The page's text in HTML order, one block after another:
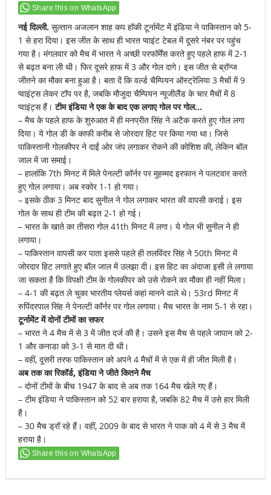
Share this on WhatsApp
नई दिल्ली. सुल्तान अजलान शाह कप हॉकी टूर्नामेंट में इंडिया ने पाकिस्तान को 5-
1 से हरा दिया। इस जीत के साथ ही भारत प्वाइंट टेबल में दूसरे नंबर पर पहुंच
गया है। मंगलवार को मैच में भारत ने अच्छी परफॉर्मेंस करते हुए पहले हाफ में 2-1
से बढ़त बना ली थी। फिर दूसरे हाफ में 3 और गोल दागे। इस जीत से ब्रॉन्ज
जीतने का मौका बना हुआ है। बता दें कि वर्ल्ड चैम्पियन ऑस्ट्रेलिया 3 मैचों में 9
प्वाइंट्स लेकर टॉप पर है, जबकि मौजूदा चैम्पियन न्यूजीलैंड के चार मैचों में 8
प्वाइंट्स हैं।टीम इंडिया ने एक के बाद एक लगाए गोल पर गोल…
– मैच के पहले हाफ के शुरुआत में ही मनप्रीत सिंह ने अटैक करते हुए गोल लगा
दिया। ये गोल डी के काफी करीब से जोरदार हिट पर किया गया था। जिसे
पाकिस्तानी गोलकीपर ने दाईं ओर जंप लगाकर रोकने की कोशिश की, लेकिन बॉल
जाल में जा समाई।
– हालांकि 7th मिनट में मिले पेनल्टी कॉर्नर पर मुहम्मद इरफान ने पलटवार करते
हुए गोल लगाया। अब स्कोर 1-1 हो गया।
– इसके ठीक 3 मिनट बाद सुनील ने गोल लगाकर भारत की वापसी कराई। इस
गोल के साथ ही टीम की बढ़त 2-1 हो गई।
– भारत के खाते का तीसरा गोल 41th मिनट में लगा। ये गोल भी सुनील ने ही
लगाया।
– पाकिस्तान वापसी कर पाता इससे पहले ही तलविंदर सिंह ने 50th मिनट में
जोरदार हिट लगाते हुए बॉल जाल में उलझा दी। इस हिट का अंदाजा इसी ले लगाया
जा सकता है कि विपक्षी टीम के गोलकीपर को उसे रोकने का मौका ही नहीं मिला।
– 4-1 की बढ़त ले चुका भारतीय प्लेयर्स कहां मानने वाले थे। 53rd मिनट में
रुपिंदरपाल सिंह ने पेनल्टी कॉर्नर पर गोल लगाया। मैच भारत के नाम 5-1 से रहा।
टूर्नामेंट में दोनों टीमों का सफर
– भारत ने 4 मैच में से 3 में जीत दर्ज की है। उसने इस मैच से पहले जापान को 2-
1 और कनाडा को 3-1 से मात दी थी।
– वहीं, दूसरी तरफ पाकिस्तान को अपने 4 मैचों में से एक में ही जीत मिली है।
अब तक का रिकॉर्ड, इंडिया ने जीते कितने मैच
– दोनों टीमों के बीच 1947 के बाद से अब तक 164 मैच खेले गए हैं।
– टीम इंडिया ने पाकिस्तान को 52 बार हराया है, जबकि 82 मैच में उसे हार मिली
है।
– 30 मैच ड्रॉ रहे हैं। वहीं, 2009 के बाद से भारत ने पाक को 4 में से 3 मैच में
हराया है।
Share this on WhatsApp